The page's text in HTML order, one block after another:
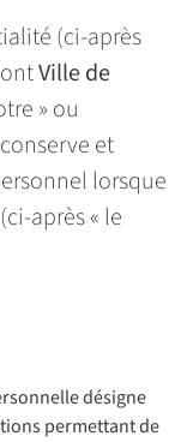
(ci-après
Ville de
» ou
et
lorsque
(ci-après « le
désigne
permettant de